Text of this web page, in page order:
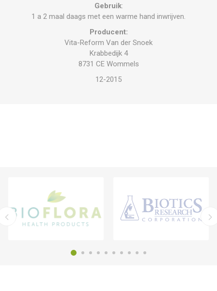
Gebruik:
1 a 2 maal daags met een warme hand inwrijven.
Producent:
Vita-Reform Van der Snoek
Krabbedijk 4
8731 CE Wommels
12-2015